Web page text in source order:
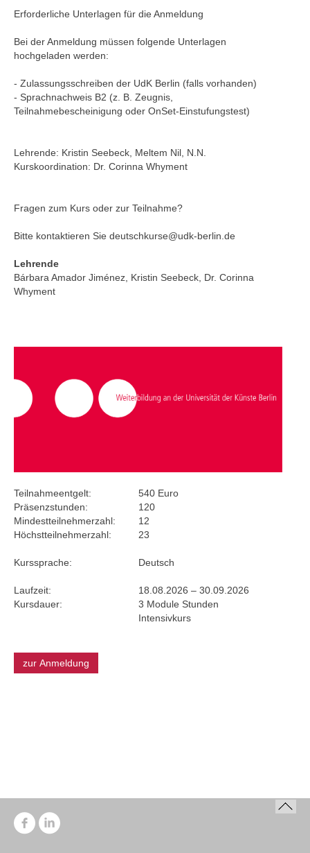
Erforderliche Unterlagen für die Anmeldung
Bei der Anmeldung müssen folgende Unterlagen
hochgeladen werden:
- Zulassungsschreiben der UdK Berlin (falls vorhanden)
- Sprachnachweis B2 (z. B. Zeugnis,
Teilnahmebescheinigung oder OnSet-Einstufungstest)
Lehrende: Kristin Seebeck, Meltem Nil, N.N.
Kurskoordination: Dr. Corinna Whyment
Fragen zum Kurs oder zur Teilnahme?
Bitte kontaktieren Sie deutschkurse@udk-berlin.de
Lehrende
Bárbara Amador Jiménez, Kristin Seebeck, Dr. Corinna
Whyment
Teilnahmeentgelt:
540 Euro
Präsenzstunden:
120
Mindestteilnehmerzahl:
12
Höchstteilnehmerzahl:
23
Kurssprache: Deutsch
Laufzeit:
18.08.2026 – 30.09.2026
Kursdauer:
3 Module Stunden
Intensivkurs
zur Anmeldung